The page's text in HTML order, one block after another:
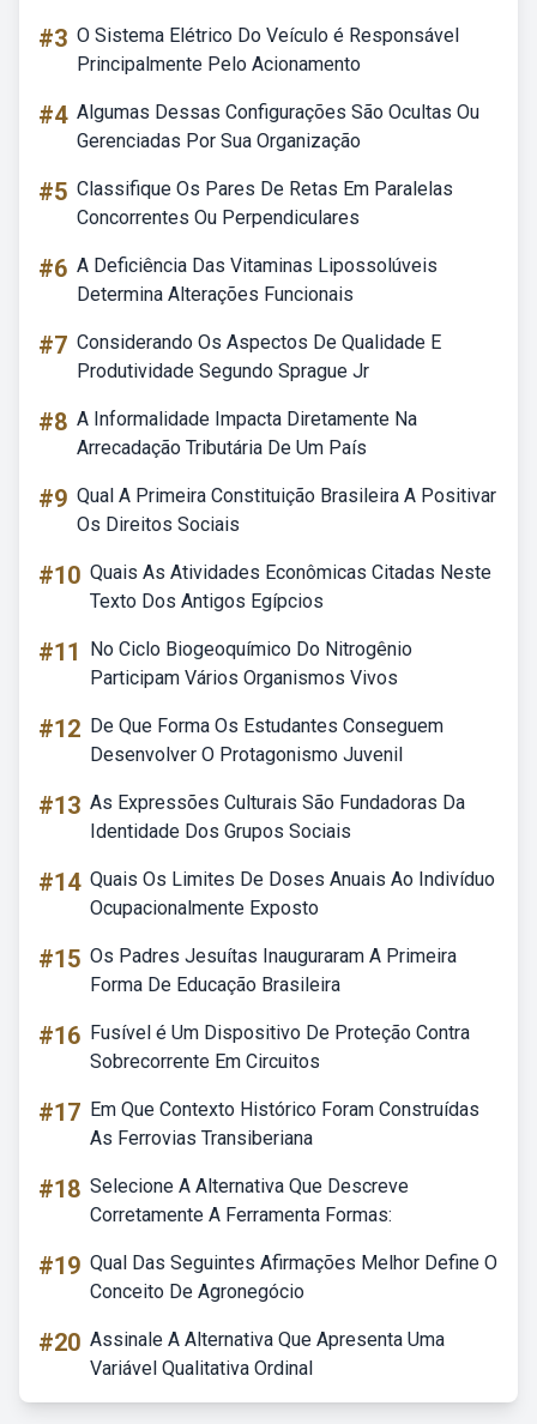
#3 O Sistema Elétrico Do Veículo é Responsável
Principalmente Pelo Acionamento
#4 Algumas Dessas Configurações São Ocultas Ou
Gerenciadas Por Sua Organização
#5 Classifique Os Pares De Retas Em Paralelas
Concorrentes Ou Perpendiculares
#6 A Deficiência Das Vitaminas Lipossolúveis
Determina Alterações Funcionais
#7 Considerando Os Aspectos De Qualidade E
Produtividade Segundo Sprague Jr
#8 A Informalidade Impacta Diretamente Na
Arrecadação Tributária De Um País
#9 Qual A Primeira Constituição Brasileira A Positivar
Os Direitos Sociais
#10 Quais As Atividades Econômicas Citadas Neste
Texto Dos Antigos Egípcios
#11
No Ciclo Biogeoquímico Do Nitrogênio
Participam Vários Organismos Vivos
#12 De Que Forma Os Estudantes Conseguem
Desenvolver O Protagonismo Juvenil
#13 As Expressões Culturais São Fundadoras Da
Identidade Dos Grupos Sociais
#14 Quais Os Limites De Doses Anuais Ao Indivíduo
Ocupacionalmente Exposto
#15 Os Padres Jesuítas Inauguraram A Primeira
Forma De Educação Brasileira
#16 Fusível é Um Dispositivo De Proteção Contra
Sobrecorrente Em Circuitos
#17 Em Que Contexto Histórico Foram Construídas
As Ferrovias Transiberiana
#18 Selecione A Alternativa Que Descreve
Corretamente A Ferramenta Formas:
#19 Qual Das Seguintes Afirmações Melhor Define O
Conceito De Agronegócio
#20 Assinale A Alternativa Que Apresenta Uma
Variável Qualitativa Ordinal